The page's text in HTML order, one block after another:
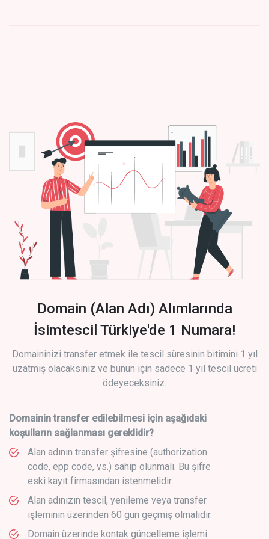
Domain (Alan Adı) Alımlarında
İsimtescil Türkiye'de 1 Numara!
Domaininizi transfer etmek ile tescil süresinin bitimini 1 yıl
uzatmış olacaksınız ve bunun için sadece 1 yıl tescil ücreti
ödeyeceksiniz.
Domainin transfer edilebilmesi için aşağıdaki
koşulların sağlanması gereklidir?
Alan adının transfer şifresine (authorization
code, epp code, vs.) sahip olunmalı. Bu şifre
eski kayıt firmasından istenmelidir.
Alan adınızın tescil, yenileme veya transfer
işleminin üzerinden 60 gün geçmiş olmalıdır.
Domain üzerinde kontak güncelleme işlemi